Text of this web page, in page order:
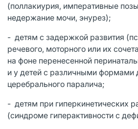
(поллакиурия, императивные
недержание мочи, энурез);
- детям с задержкой развития
речевого, моторного или их
на фоне перенесенной
и у детей с различными формами
церебрального паралича;
- детям при гиперкинетических
(синдроме гиперактивности с